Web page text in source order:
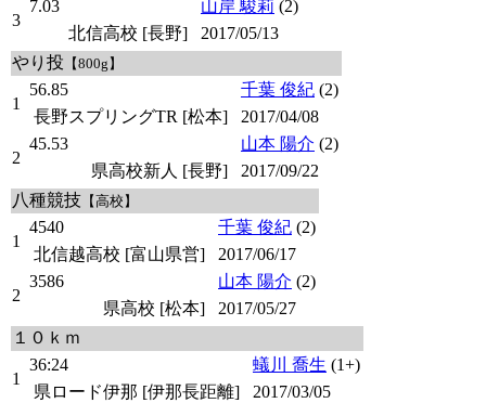
3
7.03 山岸 駿莉 (2)
北信高校 [長野]
2017/05/13
やり投 【800g】
1
56.85 千葉 俊紀 (2)
長野スプリングTR [松本]
2017/04/08
2
45.53 山本 陽介 (2)
県高校新人 [長野]
2017/09/22
八種競技 【高校】
1
4540 千葉 俊紀 (2)
北信越高校 [富山県営]
2017/06/17
2
3586 山本 陽介 (2)
県高校 [松本]
2017/05/27
１０ｋｍ
1
36:24 蟻川 喬生 (1+)
県ロード伊那 [伊那長距離]
2017/03/05